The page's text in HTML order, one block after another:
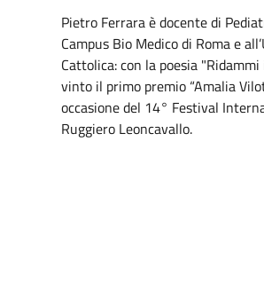
Pietro Ferrara è docente di
Campus Bio Medico di Roma e
Cattolica: con la poesia
vinto il primo premio “Amalia
occasione del 14° Festival
Ruggiero Leoncavallo.